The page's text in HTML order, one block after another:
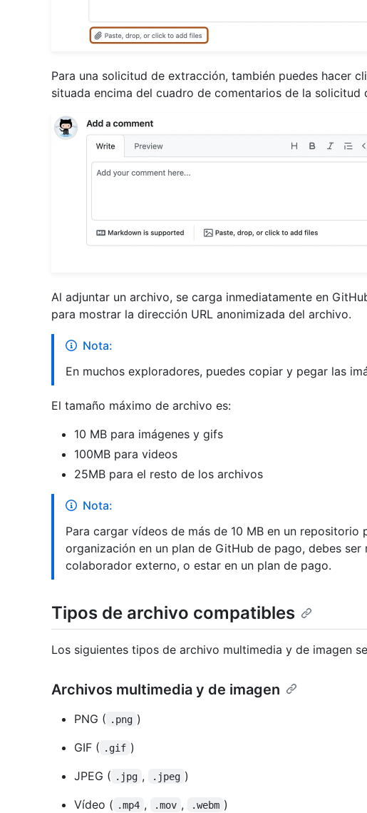
Para una solicitud de extracción, también puedes hacer
situada encima del cuadro de comentarios de la solicitud
Al adjuntar un archivo, se carga inmediatamente en
para mostrar la dirección URL anonimizada del archivo.
Nota:
En muchos exploradores, puedes copiar y pegar las
El tamaño máximo de archivo es:
10 MB para imágenes y gifs
100MB para videos
25MB para el resto de los archivos
Nota:
Para cargar vídeos de más de 10 MB en un repositorio
organización en un plan de GitHub de pago, debes
colaborador externo, o estar en un plan de pago.
Tipos de archivo compatibles
Los siguientes tipos de archivo multimedia y de imagen
Archivos multimedia y de imagen
PNG ( .png )
GIF ( .gif )
JPEG ( .jpg , .jpeg )
Vídeo ( .mp4 , .mov , .webm )